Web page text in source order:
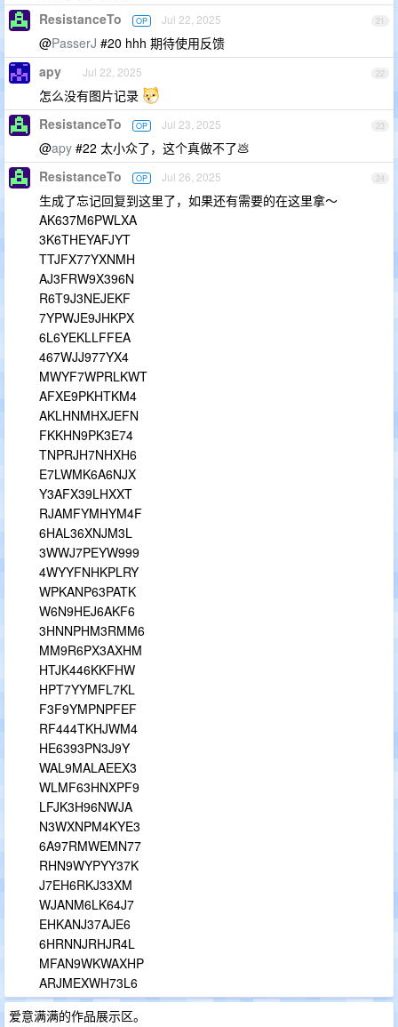
21
ResistanceTo OP Jul 22, 2025
@PasserJ #20 hhh 期待使用反馈
22
apy Jul 22, 2025
怎么没有图片记录
23
ResistanceTo OP Jul 23, 2025
@apy #22 太小众了，这个真做不了💩
24
ResistanceTo OP Jul 26, 2025
生成了忘记回复到这里了，如果还有需要的在这里拿～
AK637M6PWLXA
3K6THEYAFJYT
TTJFX77YXNMH
AJ3FRW9X396N
R6T9J3NEJEKF
7YPWJE9JHKPX
6L6YEKLLFFEA
467WJJ977YX4
MWYF7WPRLKWT
AFXE9PKHTKM4
AKLHNMHXJEFN
FKKHN9PK3E74
TNPRJH7NHXH6
E7LWMK6A6NJX
Y3AFX39LHXXT
RJAMFYMHYM4F
6HAL36XNJM3L
3WWJ7PEYW999
4WYYFNHKPLRY
WPKANP63PATK
W6N9HEJ6AKF6
3HNNPHM3RMM6
MM9R6PX3AXHM
HTJK446KKFHW
HPT7YYMFL7KL
F3F9YMPNPFEF
RF444TKHJWM4
HE6393PN3J9Y
WAL9MALAEEX3
WLMF63HNXPF9
LFJK3H96NWJA
N3WXNPM4KYE3
6A97RMWEMN77
RHN9WYPYY37K
J7EH6RKJ33XM
WJANM6LK64J7
EHKANJ37AJE6
6HRNNJRHJR4L
MFAN9WKWAXHP
ARJMEXWH73L6
爱意满满的作品展示区。